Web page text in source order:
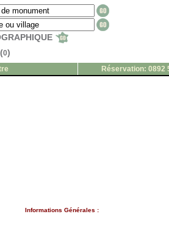
0)
Réservation: 0892
Informations Générales :